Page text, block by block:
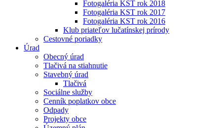
Fotogaléria KST rok 2018
Fotogaléria KST rok 2017
Fotogaléria KST rok 2016
Klub priateľov lučatínskej prírody
Cestovné poriadky
Úrad
Obecný úrad
Tlačivá na stiahnutie
Stavebný úrad
Tlačivá
Sociálne služby
Cenník poplatkov obce
Odpady
Projekty obce